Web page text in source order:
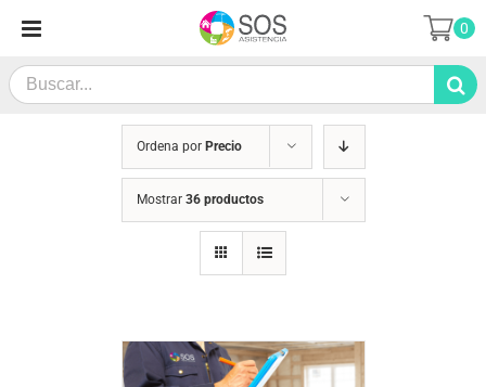
contenido
Search
for:
0
Ordena por Precio
Mostrar 36 productos